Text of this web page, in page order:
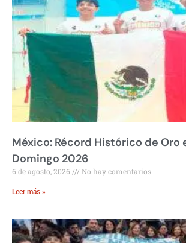
México: Récord Histórico de Oro
Domingo 2026
6 de agosto, 2026 No hay comentarios
Leer más »